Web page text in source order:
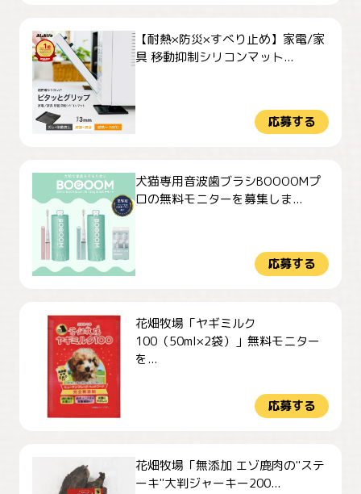
【耐熱×防災×すべり止め】家電/家
具 移動抑制シリコンマット...
応募する
犬猫専用音波歯ブラシBOOOOMプ
ロの無料モニターを募集しま...
応募する
花畑牧場「ヤギミルク
100（50ml×2袋）」無料モニター
を...
応募する
花畑牧場「無添加 エゾ鹿肉の"ステ
ーキ"大判ジャーキー200...